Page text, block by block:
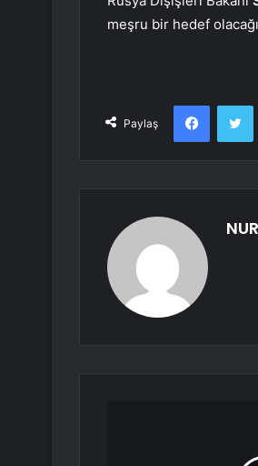
meşru bir hedef
Paylaş